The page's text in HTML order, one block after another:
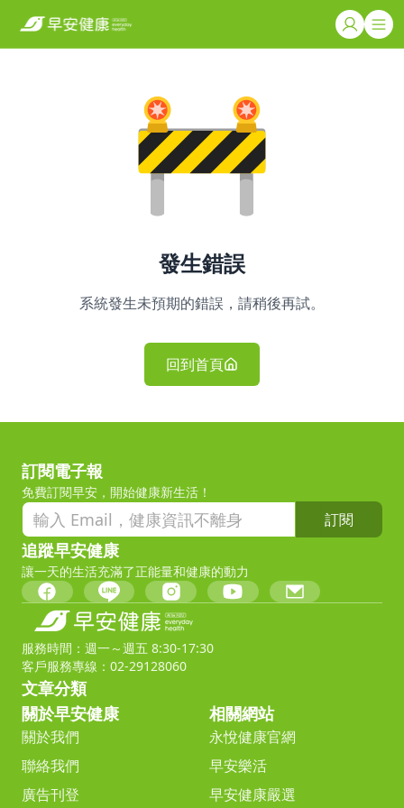
發生錯誤
系統發生未預期的錯誤，請稍後再試。
回到首頁
訂閱電子報
免費訂閱早安，開始健康新生活！
訂閱
追蹤早安健康
讓一天的生活充滿了正能量和健康的動力
服務時間：週一～週五 8:30-17:30
客戶服務專線：02-29128060
文章分類
關於早安健康
關於我們
聯絡我們
廣告刊登
相關網站
永悅健康官網
早安樂活
早安健康嚴選